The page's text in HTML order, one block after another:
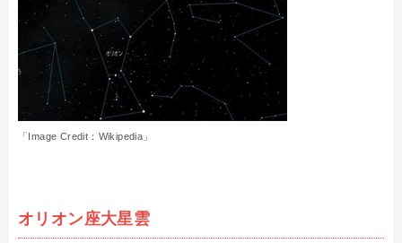
「Image Credit：Wikipedia」
オリオン座大星雲